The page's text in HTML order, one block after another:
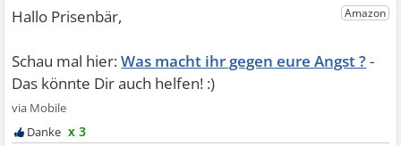
Was macht ihr gegen eure Angst ?
x 3